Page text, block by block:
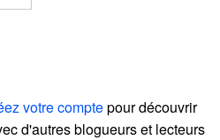
votre comptepour découvrir
d'autres blogueurs et lecteurs